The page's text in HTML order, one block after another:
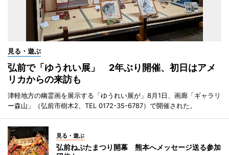
見る・遊ぶ
弘前で「ゆうれい展」 2年ぶり開催、初日はアメ
リカからの来訪も
津軽地方の幽霊画を展示する「ゆうれい展が」8月1日、画廊「ギャラリ
ー森山」（弘前市樹木2、TEL 0172-35-6787）で開催された。
見る・遊ぶ
弘前ねぷたまつり開幕 熊本へメッセージ送る参加